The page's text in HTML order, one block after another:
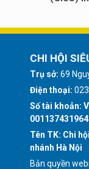
CHI HỘI
Trụ sở: 69
Điện thoại:
Số tài khoản:
Tên TK: Chi
nhánh Hà Nội
Bản quyền